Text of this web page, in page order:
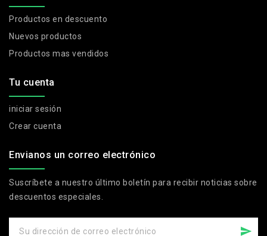
Productos en descuento
Nuevos productos
Productos mas vendidos
Tu cuenta
iniciar sesión
Crear cuenta
Envianos un correo electrónico
Suscríbete a nuestro último boletín para recibir noticias sobre
descuentos especiales.